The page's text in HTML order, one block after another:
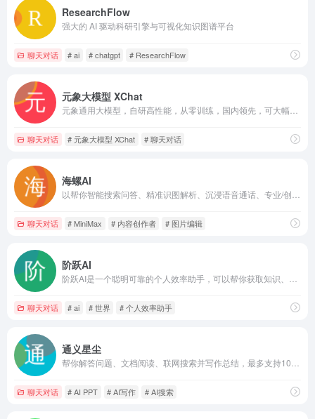
ResearchFlow
强大的 AI 驱动科研引擎与可视化知识图谱平台
聊天对话 # ai # chatgpt # ResearchFlow
元象大模型 XChat
聊天对话 # 元象大模型 XChat # 聊天对话
海螺AI
聊天对话 # MiniMax # 内容创作者 # 图片编辑
阶跃AI
聊天对话 # ai # 世界 # 个人效率助手
通义星尘
聊天对话 # AI PPT # AI写作 # AI搜索